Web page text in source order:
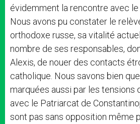
évidemment la rencontre avec le
Nous avons pu constater le
orthodoxe russe, sa vitalité
nombre de ses responsables,
Alexis, de nouer des contacts
catholique. Nous savons bien
marquées aussi par les tensions
avec le Patriarcat de
sont pas sans opposition même